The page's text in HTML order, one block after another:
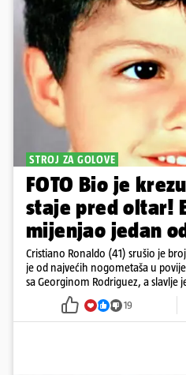
STROJ ZA GOLOVE
FOTO Bio je
staje pred oltar!
mijenjao jedan
Cristiano Ronaldo (41) srušio je
je od najvećih nogometaša u
sa Georginom Rodriguez, a slavlje
19